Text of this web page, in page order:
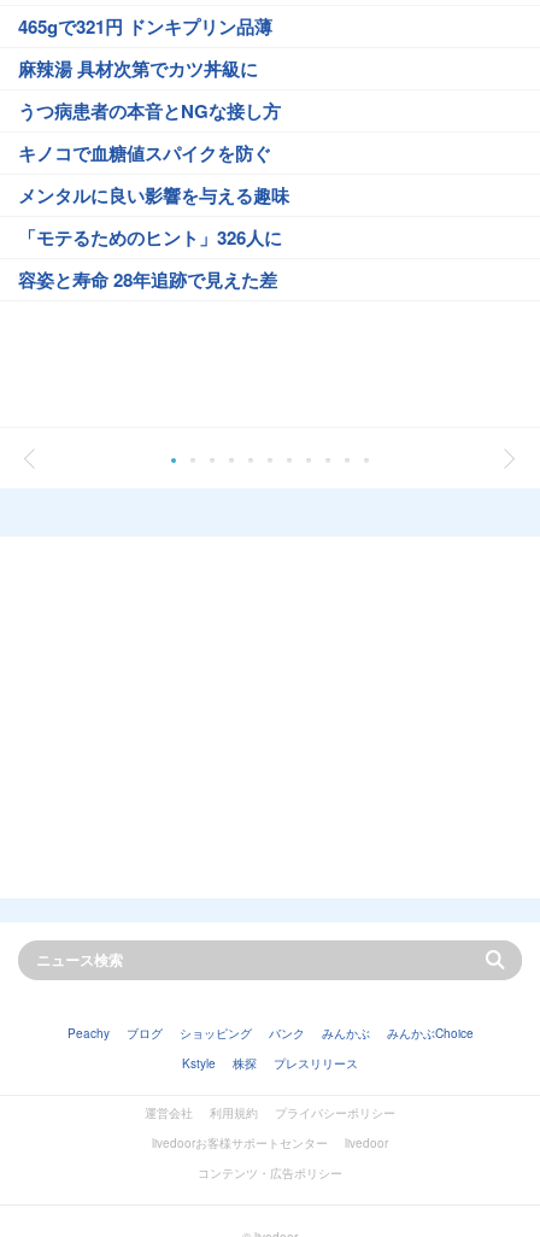
465gで321円 ドンキプリン品薄
麻辣湯 具材次第でカツ丼級に
うつ病患者の本音とNGな接し方
キノコで血糖値スパイクを防ぐ
メンタルに良い影響を与える趣味
「モテるためのヒント」326人に
容姿と寿命 28年追跡で見えた差
Peachy ブログ ショッピング バンク みんかぶ
みんかぶChoice
Kstyle
株探 プレスリリース
運営会社 利用規約
プライバシーポリシー
livedoorお客様サポートセンター
livedoor
コンテンツ・広告ポリシー